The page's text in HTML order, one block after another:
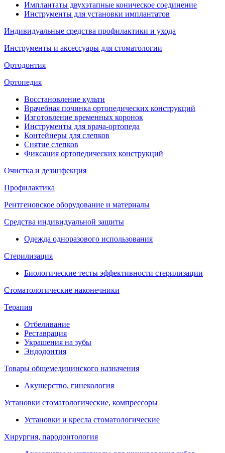
Имплантаты двухэтапные коническое соединение
Инструменты для установки имплантатов
Индивидуальные средства профилактики и ухода
Инструменты и аксессуары для стоматологии
Ортодонтия
Ортопедия
Восстановление культи
Врачебная починка ортопедических конструкций
Изготовление временных коронок
Инструменты для врача-ортопеда
Контейнеры для слепков
Снятие слепков
Фиксация ортопедических конструкций
Очистка и дезинфекция
Профилактика
Рентгеновское оборудование и материалы
Средства индивидуальной защиты
Одежда одноразового использования
Стерилизация
Биологические тесты эффективности стерилизации
Стоматологические наконечники
Терапия
Отбеливание
Реставрация
Украшения на зубы
Эндодонтия
Товары общемедицинского назначения
Акушерство, гинекология
Установки стоматологические, компрессоры
Установки и кресла стоматологические
Хирургия, пародонтология